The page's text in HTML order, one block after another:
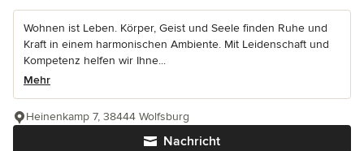
Wohnen ist Leben. Körper, Geist und Seele finden Ruhe und
Kraft in einem harmonischen Ambiente. Mit Leidenschaft und
Kompetenz helfen wir Ihne...
Mehr
Nachricht
Heinenkamp 7, 38444 Wolfsburg